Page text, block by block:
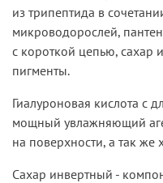
из трипептида в
микроводорослей,
с короткой цепью, сахар
пигменты.
Гиалуроновая кислота с
мощный увлажняющий
на поверхности, а так же
Сахар инвертный -